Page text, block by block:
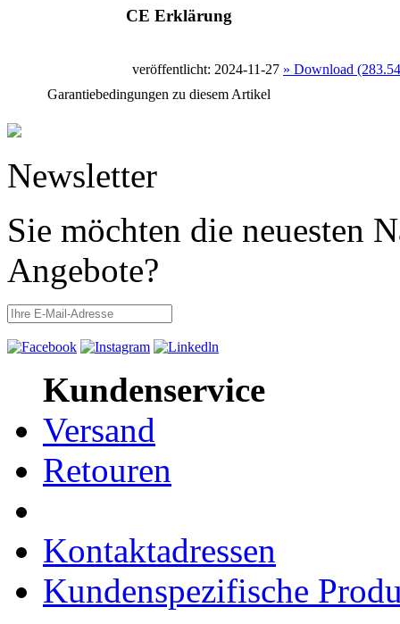
CE Erklärung
veröffentlicht: 2024-11-27 » Download
Garantiebedingungen zu diesem Artikel
Newsletter
Sie möchten die neuesten
Angebote?
Kundenservice
Versand
Retouren
Kontaktadressen
Kundenspezifische